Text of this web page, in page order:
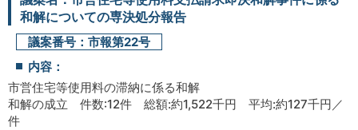
和解についての専決処分報告
議案番号：市報第22号
内容：
市営住宅等使用料の滞納に係る和解
和解の成立 件数:12件 総額:約1,522千円 平均:約127千円／
件